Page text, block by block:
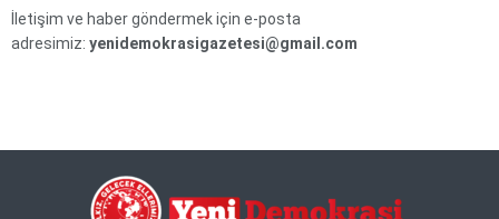
İletişim ve haber göndermek için e-posta
adresimiz: yenidemokrasigazetesi@gmail.com